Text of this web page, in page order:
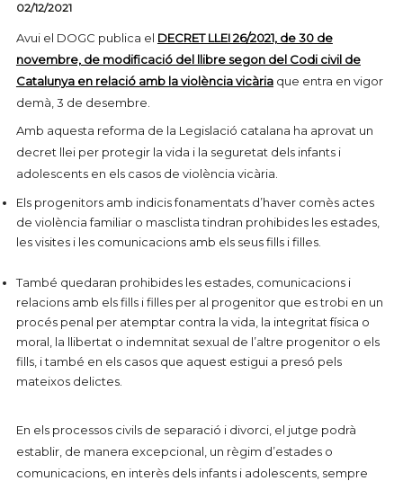
02/12/2021
Avui el DOGC publica el DECRET LLEI 26/2021, de 30 de
novembre, de modificació del llibre segon del Codi civil de
Catalunya en relació amb la violència vicàriaque entra en vigor
demà, 3 de desembre.
Amb aquesta reforma de la Legislació catalana ha aprovat un
decret llei per protegir la vida i la seguretat dels infants i
adolescents en els casos de violència vicària.
Els progenitors amb indicis fonamentats d’haver comès actes
de violència familiar o masclista tindran prohibides les estades,
les visites i les comunicacions amb els seus fills i filles.
També quedaran prohibides les estades, comunicacions i
relacions amb els fills i filles per al progenitor que es trobi en un
procés penal per atemptar contra la vida, la integritat física o
moral, la llibertat o indemnitat sexual de l’altre progenitor o els
fills, i també en els casos que aquest estigui a presó pels
mateixos delictes.
En els processos civils de separació i divorci, el jutge podrà
establir, de manera excepcional, un règim d’estades o
comunicacions, en interès dels infants i adolescents, sempre